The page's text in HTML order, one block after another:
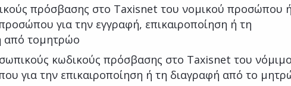
πρόσβασης στο Taxisnet του νομικού προσώπου ή
για την εγγραφή, επικαιροποίηση ή τη
από τομητρώο
κωδικούς πρόσβασης στο Taxisnet του
για την επικαιροποίηση ή τη διαγραφή από το